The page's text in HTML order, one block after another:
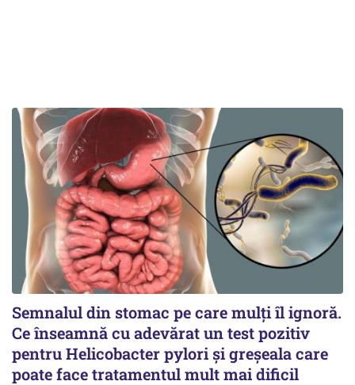
Semnalul din stomac pe care mulți îl ignoră.
Ce înseamnă cu adevărat un test pozitiv
pentru Helicobacter pylori și greșeala care
poate face tratamentul mult mai dificil